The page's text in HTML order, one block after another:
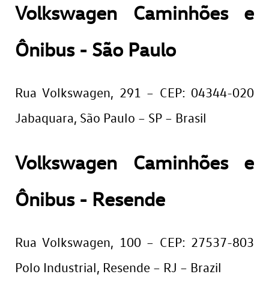
Volkswagen Caminhões e
Ônibus - São Paulo
Rua Volkswagen, 291 – CEP: 04344-020
Jabaquara, São Paulo – SP – Brasil
Volkswagen Caminhões e
Ônibus - Resende
Rua Volkswagen, 100 – CEP: 27537-803
Polo Industrial, Resende – RJ – Brazil